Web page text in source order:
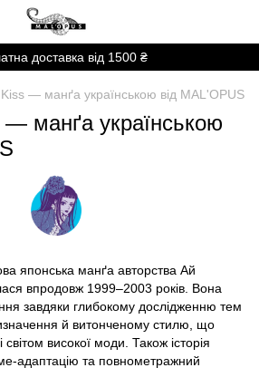
доставка від 1500 ₴
— манґа українською від MAL'OPUS
манґа українською
японська манґа авторства Ай
впродовж 1999–2003 років. Вона
завдяки глибокому дослідженню тем
й витонченому стилю, що
світом високої моди. Також історія
адаптацію та повнометражний